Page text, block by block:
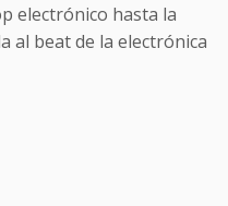
electrónico hasta la
al beat de la electrónica